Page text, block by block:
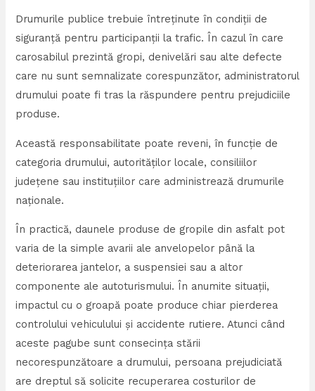
Drumurile publice trebuie întreținute în condiții de
siguranță pentru participanții la trafic. În cazul în care
carosabilul prezintă gropi, denivelări sau alte defecte
care nu sunt semnalizate corespunzător, administratorul
drumului poate fi tras la răspundere pentru prejudiciile
produse.
Această responsabilitate poate reveni, în funcție de
categoria drumului, autorităților locale, consiliilor
județene sau instituțiilor care administrează drumurile
naționale.
În practică, daunele produse de gropile din asfalt pot
varia de la simple avarii ale anvelopelor până la
deteriorarea jantelor, a suspensiei sau a altor
componente ale autoturismului. În anumite situații,
impactul cu o groapă poate produce chiar pierderea
controlului vehiculului și accidente rutiere. Atunci când
aceste pagube sunt consecința stării
necorespunzătoare a drumului, persoana prejudiciată
are dreptul să solicite recuperarea costurilor de